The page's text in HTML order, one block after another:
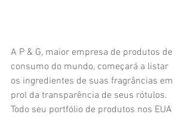
A P & G, maior empresa de produtos de
consumo do mundo, começará a listar
os ingredientes de suas fragrâncias em
prol da transparência de seus rótulos.
Todo seu portfólio de produtos nos EUA